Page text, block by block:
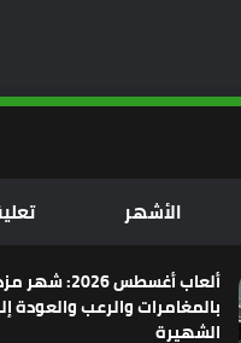
الأشهر
ألعاب أغسطس 2026:
بالمغامرات والرعب والعودة
الشهيرة